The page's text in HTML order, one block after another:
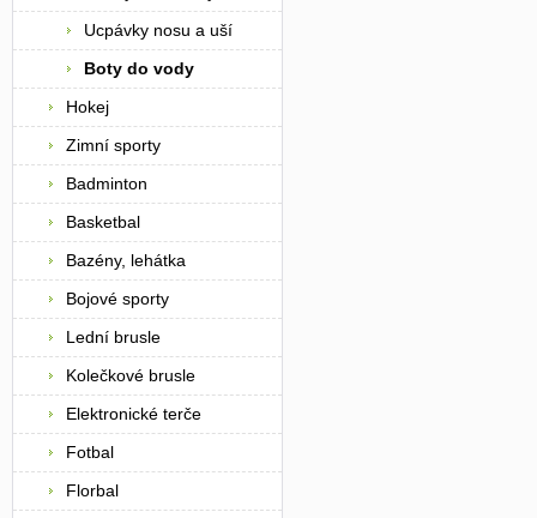
Ucpávky nosu a uší
Boty do vody
Hokej
Zimní sporty
Badminton
Basketbal
Bazény, lehátka
Bojové sporty
Lední brusle
Kolečkové brusle
Elektronické terče
Fotbal
Florbal